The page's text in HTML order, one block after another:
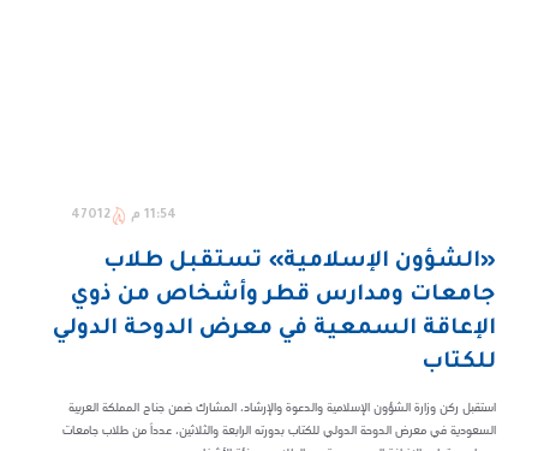
11:54 م 47012
«الشؤون الإسلامية» تستقبل طلاب
جامعات ومدارس قطر وأشخاص من ذوي
الإعاقة السمعية في معرض الدوحة الدولي
للكتاب
استقبل ركن وزارة الشؤون الإسلامية والدعوة والإرشاد، المشارك ضمن جناح المملكة العربية
السعودية في معرض الدوحة الدولي للكتاب بدورته الرابعة والثلاثين، عدداً من طلاب جامعات